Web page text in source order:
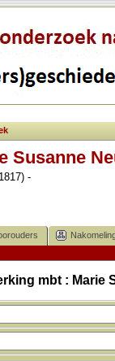
Susanne
-
mbt : Marie